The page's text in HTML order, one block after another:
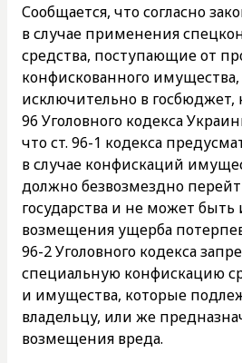
Сообщается, что согласно
в случае применения
средства, поступающие от
конфискованного
исключительно в госбюджет,
96 Уголовного кодекса
что ст. 96-1 кодекса
в случае конфискаций
должно безвозмездно
государства и не может быть
возмещения ущерба
96-2 Уголовного кодекса
специальную конфискацию
и имущества, которые
владельцу, или же
возмещения вреда.